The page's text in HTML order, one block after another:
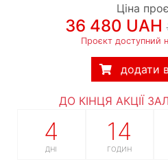
Ціна
36 480 UAH
Проєкт доступний
додати
ДО КІНЦЯ АКЦІЇ
4
ДНІ
14
ГОДИН